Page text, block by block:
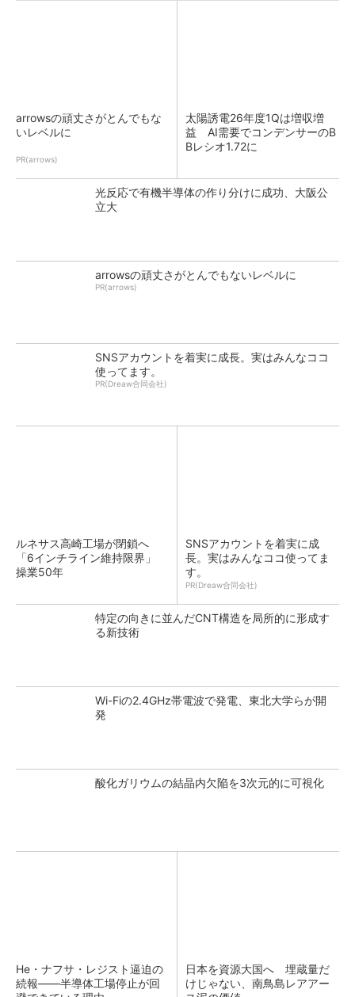
arrowsの頑丈さがとんでもな
いレベルに
PR(arrows)
太陽誘電26年度1Qは増収増
益 AI需要でコンデンサーのB
Bレシオ1.72に
光反応で有機半導体の作り分けに成功、大阪公
立大
arrowsの頑丈さがとんでもないレベルに
PR(arrows)
SNSアカウントを着実に成長。実はみんなココ
使ってます。
PR(Dreaw合同会社)
ルネサス高崎工場が閉鎖へ
「6インチライン維持限界」
操業50年
SNSアカウントを着実に成
長。実はみんなココ使ってま
す。
PR(Dreaw合同会社)
特定の向きに並んだCNT構造を局所的に形成す
る新技術
Wi-Fiの2.4GHz帯電波で発電、東北大学らが開
発
酸化ガリウムの結晶内欠陥を3次元的に可視化
He・ナフサ・レジスト逼迫の
続報――半導体工場停止が回
日本を資源大国へ 埋蔵量だ
けじゃない、南鳥島レアアー